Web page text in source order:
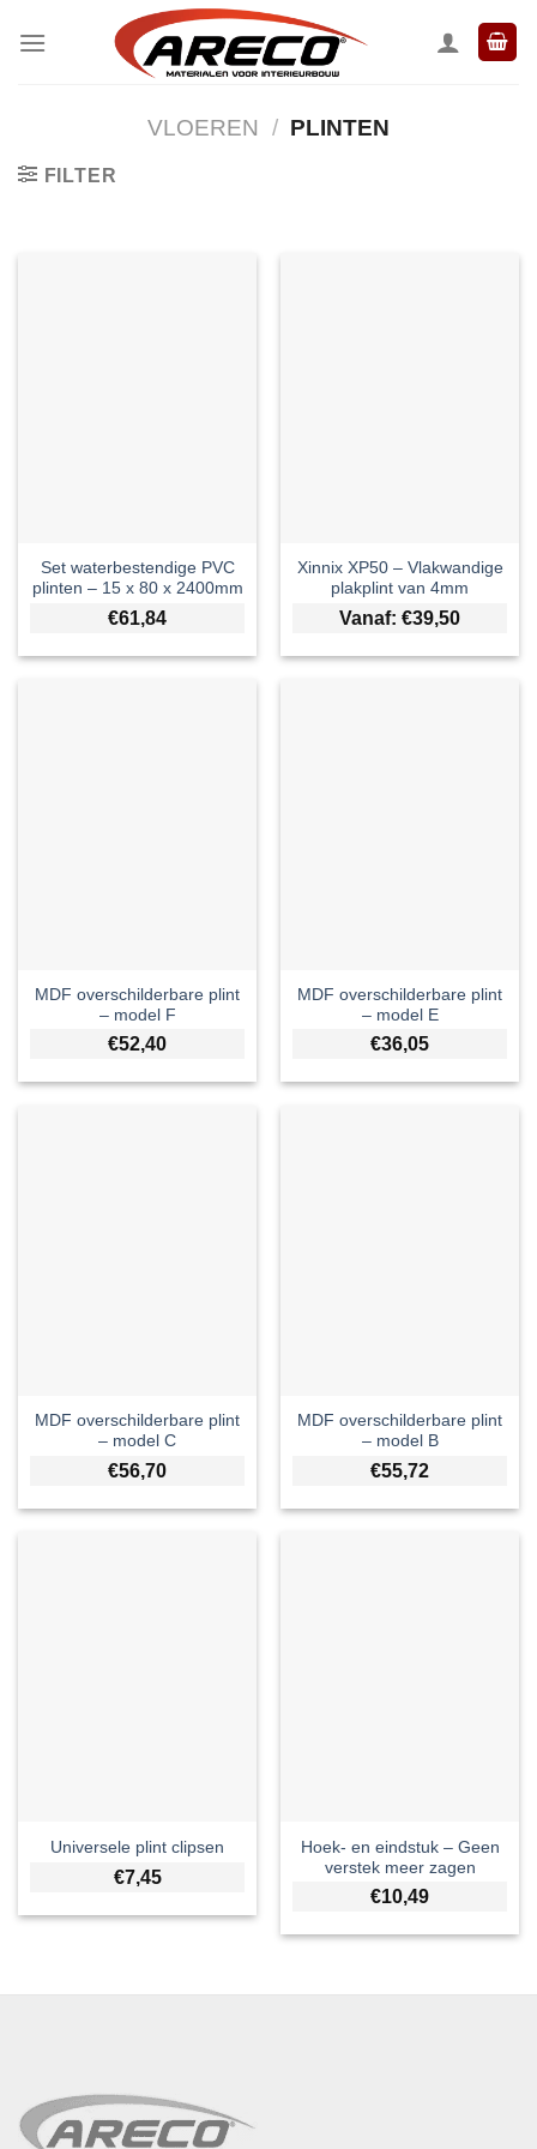
naar
VLOEREN / PLINTEN
FILTER
Set waterbestendige PVC
plinten – 15 x 80 x 2400mm
€61,84
Xinnix XP50 – Vlakwandige
plakplint van 4mm
Vanaf: €39,50
MDF overschilderbare plint
– model F
€52,40
MDF overschilderbare plint
– model E
€36,05
MDF overschilderbare plint
– model C
€56,70
MDF overschilderbare plint
– model B
€55,72
Universele plint clipsen
€7,45
Hoek- en eindstuk – Geen
verstek meer zagen
€10,49